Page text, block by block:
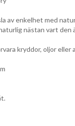
av enkelhet med
nästan vart den
kryddor, oljor eller